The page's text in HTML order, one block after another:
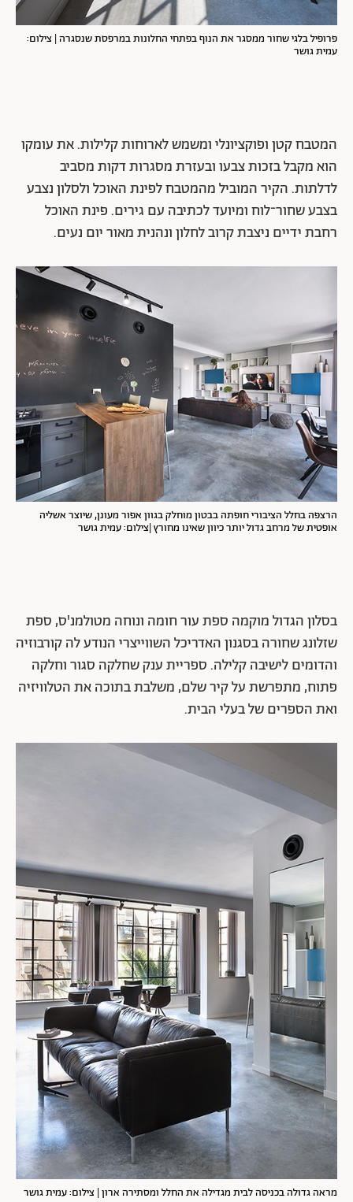
פרופיל בלגי שחור ממסגר את הנוף בפתחי החלונות במרפסת שנסגרה | צילום:
עמית גושר
המטבח קטן ופוקציונלי ומשמש לארוחות קלילות. את עומקו
הוא מקבל בזכות צבעו ובעזרת מסגרות דקות מסביב
לדלתות. הקיר המוביל מהמטבח לפינת האוכל ולסלון נצבע
בצבע שחור־לוח ומיועד לכתיבה עם גירים. פינת האוכל
רחבת ידיים ניצבת קרוב לחלון ונהנית מאור יום נעים.
הרצפה בחלל הציבורי חופתה בבטון מוחלק בגוון אפור מעונן, שיוצר אשליה
אופטית של מרחב גדול יותר כיוון שאינו מחורץ |צילום: עמית גושר
בסלון הגדול מוקמה ספת עור חומה ונוחה מטולמנ'ס, ספת
שזלונג שחורה בסגנון האדריכל השווייצרי הנודע לה קורבוזיה
והדומים לישיבה קלילה. ספריית ענק שחלקה סגור וחלקה
פתוח, מתפרשת על קיר שלם, משלבת בתוכה את הטלוויזיה
ואת הספרים של בעלי הבית.
מראה גדולה בכניסה לבית מגדילה את החלל ומסתירה ארון | צילום: עמית גושר